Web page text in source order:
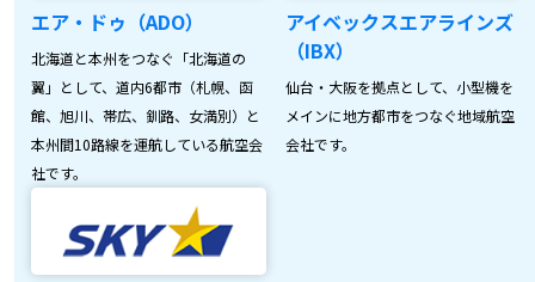
エア・ドゥ（ADO）
北海道と本州をつなぐ「北海道の
翼」として、道内6都市（札幌、函
館、旭川、帯広、釧路、女満別）と
本州間10路線を運航している航空会
社です。
アイベックスエアラインズ
（IBX）
仙台・大阪を拠点として、小型機を
メインに地方都市をつなぐ地域航空
会社です。